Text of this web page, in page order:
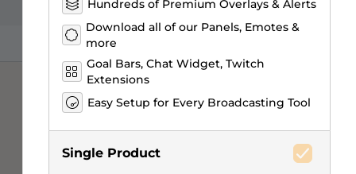
Hundreds of Premium Overlays & Alerts
Download all of our Panels, Emotes &
more
Goal Bars, Chat Widget, Twitch
Extensions
Easy Setup for Every Broadcasting Tool
Single Product